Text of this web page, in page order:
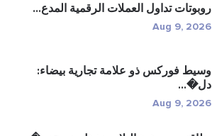
روبوتات تداول العملات الرقمية المدع...
Aug 9, 2026
وسيط فوركس ذو علامة تجارية بيضاء:
دل�...
Aug 9, 2026